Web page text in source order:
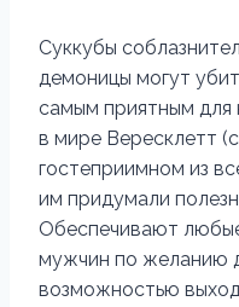
Суккубы
демоницы могут
самым приятным для
в мире Вересклетт
гостеприимном из
им придумали
Обеспечивают
мужчин по желанию
возможностью